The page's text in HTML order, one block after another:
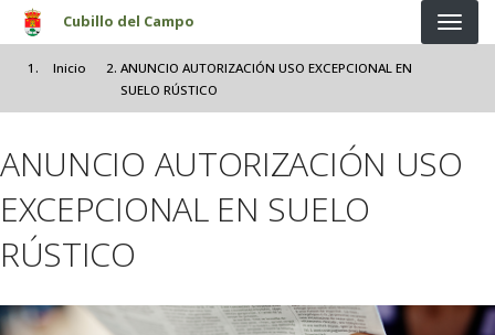
Pasar al contenido principal
Cubillo del Campo
Inicio
ANUNCIO AUTORIZACIÓN USO EXCEPCIONAL EN
SUELO RÚSTICO
ANUNCIO AUTORIZACIÓN USO
EXCEPCIONAL EN SUELO
RÚSTICO